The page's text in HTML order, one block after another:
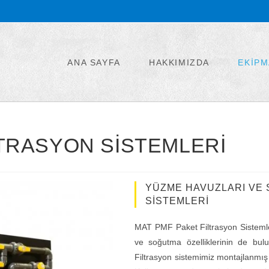
ANA SAYFA HAKKIMIZDA
SISTEMLERI
YÜZME HAVUZLARI VE
SİSTEMLERİ
MAT PMF Paket Filtrasyon
ve soğutma özelliklerinin de
Filtrasyon sistemimiz